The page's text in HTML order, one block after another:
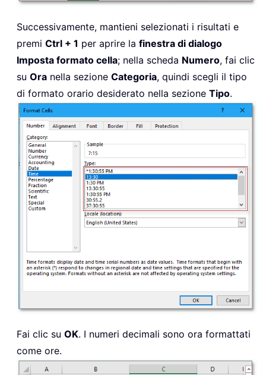
Successivamente, mantieni selezionati i risultati e
premi Ctrl + 1 per aprire la finestra di dialogo
Imposta formato cella; nella scheda Numero, fai clic
su Ora nella sezione Categoria, quindi scegli il tipo
di formato orario desiderato nella sezione Tipo.
Fai clic su OK. I numeri decimali sono ora formattati
come ore.